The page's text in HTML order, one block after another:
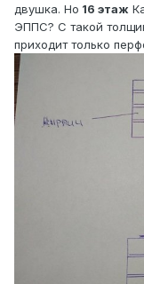
двушка. Но 16 этаж
ЭППС? С такой
приходит только